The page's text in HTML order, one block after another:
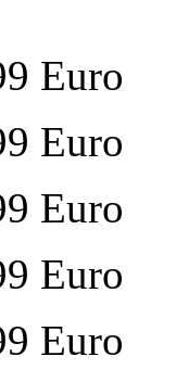
Euro
Euro
Euro
Euro
Euro